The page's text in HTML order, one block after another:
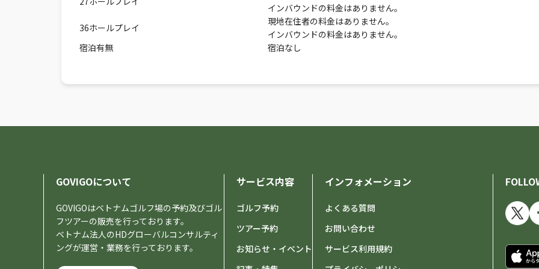
インバウンドの料金はありません。
36ホールプレイ
現地在住者の料金はありません。
インバウンドの料金はありません。
宿泊有無
宿泊なし
GOVIGOについて
GOVIGOはベトナムゴルフ場の予約及びゴル
フツアーの販売を行っております。
ベトナム法人のHDグローバルコンサルティ
ングが運営・業務を行っております。
サービス内容
ゴルフ予約
ツアー予約
お知らせ・イベント
インフォメーション
よくある質問
お問い合わせ
サービス利用規約